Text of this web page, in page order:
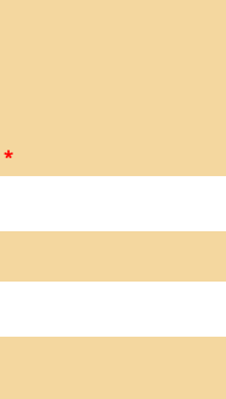
*